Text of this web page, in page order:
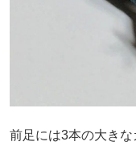
前足には3本の大き